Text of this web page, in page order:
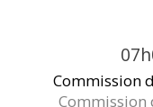
Commission
Commission